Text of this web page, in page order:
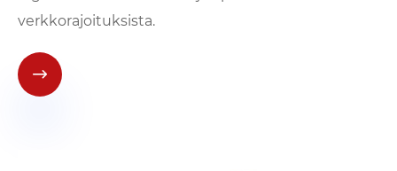
verkkorajoituksista.
